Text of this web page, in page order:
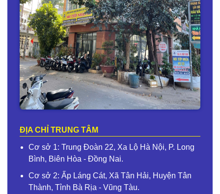
ĐỊA CHỈ TRUNG TÂM
Cơ sở 1: Trung Đoàn 22, Xa Lộ Hà Nội, P. Long
Bình, Biên Hòa - Đồng Nai.
Cơ sở 2: Ấp Láng Cát, Xã Tân Hải, Huyện Tân
Thành, Tỉnh Bà Rịa - Vũng Tàu.